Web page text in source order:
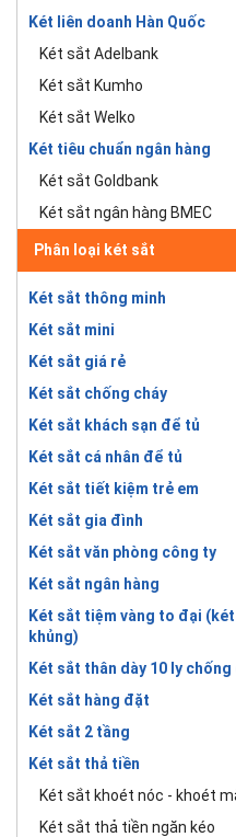
Két liên doanh Hàn Quốc
Két sắt Adelbank
Két sắt Kumho
Két sắt Welko
Két tiêu chuẩn ngân hàng
Két sắt Goldbank
Két sắt ngân hàng BMEC
Phân loại két sắt
Két sắt thông minh
Két sắt mini
Két sắt giá rẻ
Két sắt chống cháy
Két sắt khách sạn để tủ
Két sắt cá nhân để tủ
Két sắt tiết kiệm trẻ em
Két sắt gia đình
Két sắt văn phòng công ty
Két sắt ngân hàng
Két sắt tiệm vàng to đại (két
khủng)
Két sắt thân dày 10 ly chống
Két sắt hàng đặt
Két sắt 2 tầng
Két sắt thả tiền
Két sắt khoét nóc - khoét
Két sắt thả tiền ngăn kéo